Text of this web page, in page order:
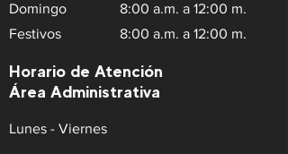
Domingo
Festivos
8:00 a.m. a 12:00 m.
8:00 a.m. a 12:00 m.
Horario de Atención
Área Administrativa
Lunes - Viernes